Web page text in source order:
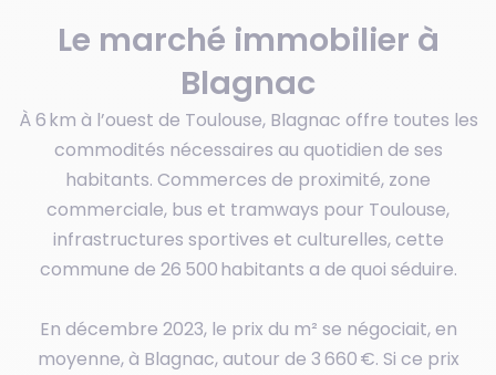
Le marché immobilier à
Blagnac
À 6 km à l’ouest de Toulouse, Blagnac offre toutes les
commodités nécessaires au quotidien de ses
habitants. Commerces de proximité, zone
commerciale, bus et tramways pour Toulouse,
infrastructures sportives et culturelles, cette
commune de 26 500 habitants a de quoi séduire.
En décembre 2023, le prix du m² se négociait, en
moyenne, à Blagnac, autour de 3 660 €. Si ce prix